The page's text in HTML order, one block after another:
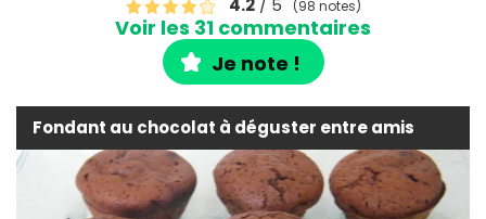
4.2/ 5 (98 notes)
Voir les 31 commentaires
Je note !
Fondant au chocolat à déguster entre amis